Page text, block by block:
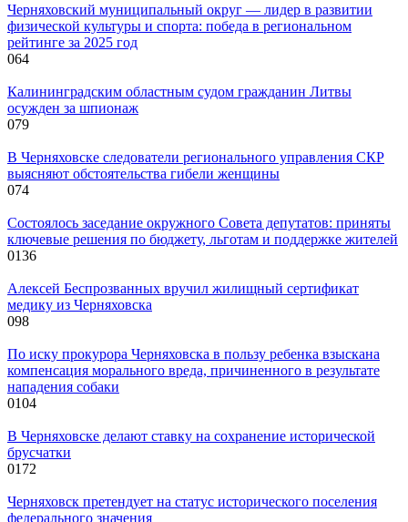
Черняховский муниципальный округ — лидер в развитии
физической культуры и спорта: победа в региональном
рейтинге за 2025 год
064
Калининградским областным судом гражданин Литвы
осужден за шпионаж
079
В Черняховске следователи регионального управления СКР
выясняют обстоятельства гибели женщины
074
Состоялось заседание окружного Совета депутатов: приняты
ключевые решения по бюджету, льготам и поддержке жителей
0136
Алексей Беспрозванных вручил жилищный сертификат
медику из Черняховска
098
По иску прокурора Черняховска в пользу ребенка взыскана
компенсация морального вреда, причиненного в результате
нападения собаки
0104
В Черняховске делают ставку на сохранение исторической
брусчатки
0172
Черняховск претендует на статус исторического поселения
федерального значения